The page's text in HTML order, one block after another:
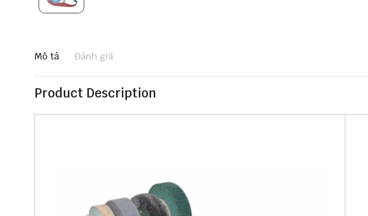
Mô tả Đánh giá
Product Description